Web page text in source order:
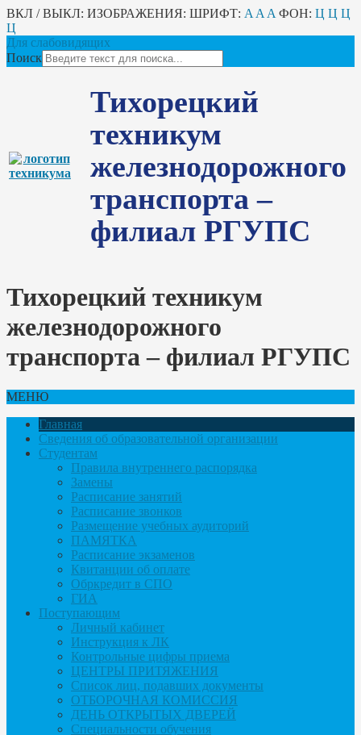
ВКЛ / ВЫКЛ: ИЗОБРАЖЕНИЯ: ШРИФТ: A A A ФОН: Ц Ц Ц
Ц
Для слабовидящих
Поиск
Тихорецкий
техникум
железнодорожного
транспорта –
филиал РГУПС
Тихорецкий техникум
железнодорожного
транспорта – филиал РГУПС
МЕНЮ
Главная
Сведения об образовательной организации
Студентам
Правила внутреннего распорядка
Замены
Расписание занятий
Расписание звонков
Размещение учебных аудиторий
ПАМЯТКА
Расписание экзаменов
Квитанции об оплате
Обркредит в СПО
ГИА
Поступающим
Личный кабинет
Инструкция к ЛК
Контрольные цифры приема
ЦЕНТРЫ ПРИТЯЖЕНИЯ
Список лиц, подавших документы
ОТБОРОЧНАЯ КОМИССИЯ
ДЕНЬ ОТКРЫТЫХ ДВЕРЕЙ
Специальности обучения